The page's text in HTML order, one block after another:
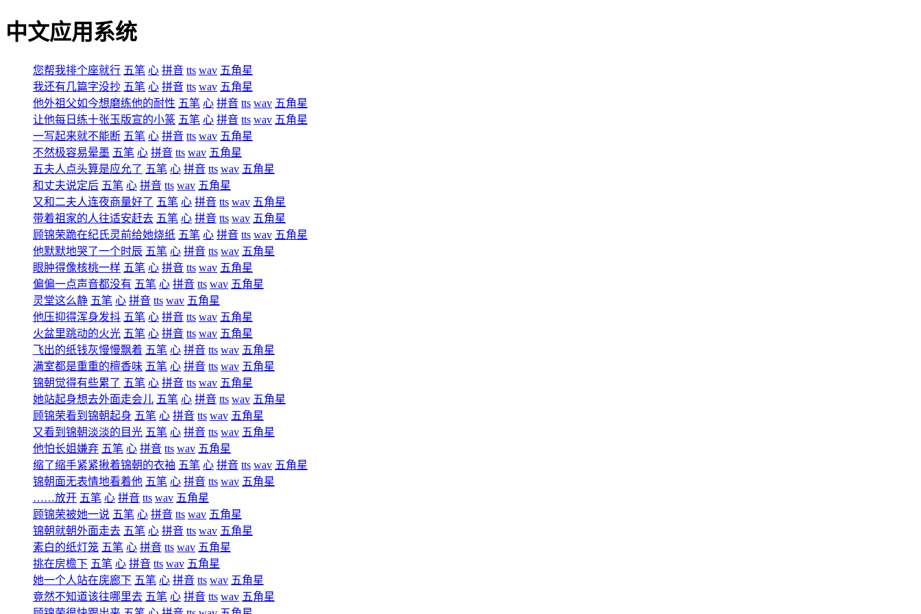
中文应用系统
您帮我排个座就行 五笔 心 拼音 tts wav 五角星
我还有几篇字没抄 五笔 心 拼音 tts wav 五角星
他外祖父如今想磨练他的耐性 五笔 心 拼音 tts wav 五角星
让他每日练十张玉版宣的小篆 五笔 心 拼音 tts wav 五角星
一写起来就不能断 五笔 心 拼音 tts wav 五角星
不然极容易晕墨 五笔 心 拼音 tts wav 五角星
五夫人点头算是应允了 五笔 心 拼音 tts wav 五角星
和丈夫说定后 五笔 心 拼音 tts wav 五角星
又和二夫人连夜商量好了 五笔 心 拼音 tts wav 五角星
带着祖家的人往适安赶去 五笔 心 拼音 tts wav 五角星
顾锦荣跪在纪氏灵前给她烧纸 五笔 心 拼音 tts wav 五角星
他默默地哭了一个时辰 五笔 心 拼音 tts wav 五角星
眼肿得像核桃一样 五笔 心 拼音 tts wav 五角星
偏偏一点声音都没有 五笔 心 拼音 tts wav 五角星
灵堂这么静 五笔 心 拼音 tts wav 五角星
他压抑得浑身发抖 五笔 心 拼音 tts wav 五角星
火盆里跳动的火光 五笔 心 拼音 tts wav 五角星
飞出的纸钱灰慢慢飘着 五笔 心 拼音 tts wav 五角星
满室都是重重的檀香味 五笔 心 拼音 tts wav 五角星
锦朝觉得有些累了 五笔 心 拼音 tts wav 五角星
她站起身想去外面走会儿 五笔 心 拼音 tts wav 五角星
顾锦荣看到锦朝起身 五笔 心 拼音 tts wav 五角星
又看到锦朝淡淡的目光 五笔 心 拼音 tts wav 五角星
他怕长姐嫌弃 五笔 心 拼音 tts wav 五角星
缩了缩手紧紧揪着锦朝的衣袖 五笔 心 拼音 tts wav 五角星
锦朝面无表情地看着他 五笔 心 拼音 tts wav 五角星
……放开 五笔 心 拼音 tts wav 五角星
顾锦荣被她一说 五笔 心 拼音 tts wav 五角星
锦朝就朝外面走去 五笔 心 拼音 tts wav 五角星
素白的纸灯笼 五笔 心 拼音 tts wav 五角星
挑在房檐下 五笔 心 拼音 tts wav 五角星
她一个人站在庑廊下 五笔 心 拼音 tts wav 五角星
竟然不知道该往哪里去 五笔 心 拼音 tts wav 五角星